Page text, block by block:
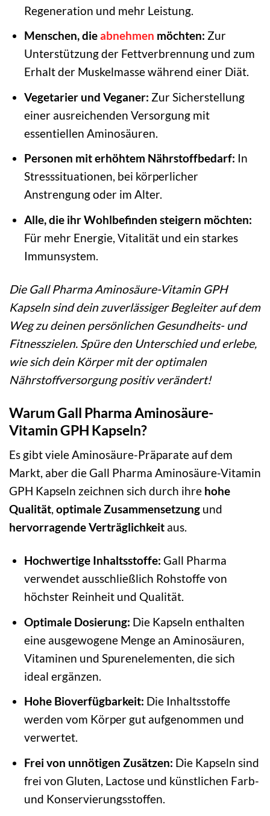
Regeneration und mehr Leistung.
Menschen, dieabnehmen möchten: Zur
Unterstützung der Fettverbrennung und zum
Erhalt der Muskelmasse während einer Diät.
Vegetarier und Veganer: Zur Sicherstellung
einer ausreichenden Versorgung mit
essentiellen Aminosäuren.
Personen mit erhöhtem Nährstoffbedarf: In
Stresssituationen, bei körperlicher
Anstrengung oder im Alter.
Alle, die ihr Wohlbefinden steigern möchten:
Für mehr Energie, Vitalität und ein starkes
Immunsystem.
Die Gall Pharma Aminosäure-Vitamin GPH
Kapseln sind dein zuverlässiger Begleiter auf dem
Weg zu deinen persönlichen Gesundheits- und
Fitnesszielen. Spüre den Unterschied und erlebe,
wie sich dein Körper mit der optimalen
Nährstoffversorgung positiv verändert!
Warum Gall Pharma Aminosäure-
Vitamin GPH Kapseln?
Es gibt viele Aminosäure-Präparate auf dem
Markt, aber die Gall Pharma Aminosäure-Vitamin
GPH Kapseln zeichnen sich durch ihre hohe
Qualität, optimale Zusammensetzung und
hervorragende Verträglichkeit aus.
Hochwertige Inhaltsstoffe: Gall Pharma
verwendet ausschließlich Rohstoffe von
höchster Reinheit und Qualität.
Optimale Dosierung: Die Kapseln enthalten
eine ausgewogene Menge an Aminosäuren,
Vitaminen und Spurenelementen, die sich
ideal ergänzen.
Hohe Bioverfügbarkeit: Die Inhaltsstoffe
werden vom Körper gut aufgenommen und
verwertet.
Frei von unnötigen Zusätzen: Die Kapseln sind
frei von Gluten, Lactose und künstlichen Farb-
und Konservierungsstoffen.